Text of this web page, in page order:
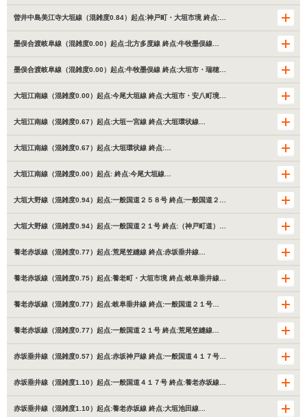
曽井中島美江寺大垣線（混雑度0.84）起点:神戸町・大垣市境 終点:…
墨俣合渡岐阜線（混雑度0.00）起点:北方多度線 終点:牛牧墨俣線…
墨俣合渡岐阜線（混雑度0.00）起点:牛牧墨俣線 終点:大垣市・瑞穂…
大垣江南線（混雑度0.00）起点:今尾大垣線 終点:大垣市・安八町境…
大垣江南線（混雑度0.67）起点:大垣一宮線 終点:大垣環状線…
大垣江南線（混雑度0.67）起点:大垣環状線 終点:…
大垣江南線（混雑度0.00）起点: 終点:今尾大垣線…
大垣大野線（混雑度0.94）起点:一般国道２５８号 終点:一般国道２…
大垣大野線（混雑度0.94）起点:一般国道２１号 終点:（神戸町道）…
養老赤坂線（混雑度0.77）起点:荒尾笠縫線 終点:赤坂垂井線…
養老赤坂線（混雑度0.75）起点:養老町・大垣市境 終点:岐阜垂井線…
養老赤坂線（混雑度0.77）起点:岐阜垂井線 終点:一般国道２１号…
養老赤坂線（混雑度0.77）起点:一般国道２１号 終点:荒尾笠縫線…
赤坂垂井線（混雑度0.57）起点:赤坂神戸線 終点:一般国道４１７号…
赤坂垂井線（混雑度1.10）起点:一般国道４１７号 終点:養老赤坂線…
赤坂垂井線（混雑度1.10）起点:養老赤坂線 終点:大垣池田線…